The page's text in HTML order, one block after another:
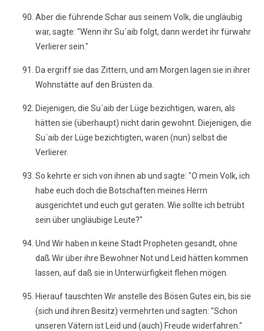
Aber die führende Schar aus seinem Volk, die ungläubig
war, sagte: "Wenn ihr Su´aib folgt, dann werdet ihr fürwahr
Verlierer sein."
Da ergriff sie das Zittern, und am Morgen lagen sie in ihrer
Wohnstätte auf den Brüsten da.
Diejenigen, die Su´aib der Lüge bezichtigen, waren, als
hätten sie (überhaupt) nicht darin gewohnt. Diejenigen, die
Su´aib der Lüge bezichtigten, waren (nun) selbst die
Verlierer.
So kehrte er sich von ihnen ab und sagte: "O mein Volk, ich
habe euch doch die Botschaften meines Herrn
ausgerichtet und euch gut geraten. Wie sollte ich betrübt
sein über ungläubige Leute?"
Und Wir haben in keine Stadt Propheten gesandt, ohne
daß Wir über ihre Bewohner Not und Leid hätten kommen
lassen, auf daß sie in Unterwürfigkeit flehen mögen.
Hierauf tauschten Wir anstelle des Bösen Gutes ein, bis sie
(sich und ihren Besitz) vermehrten und sagten: "Schon
unseren Vätern ist Leid und (auch) Freude widerfahren."